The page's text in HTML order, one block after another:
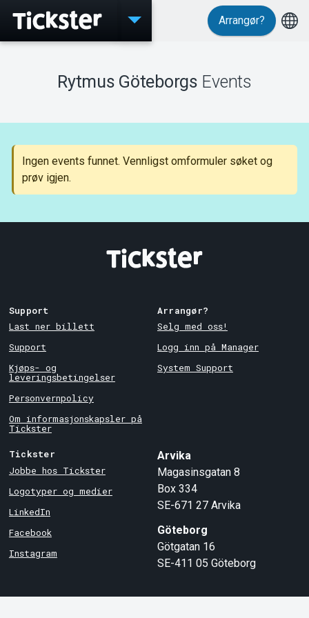
Events
Support
Om Tickster
Arrangør?
Rytmus Göteborgs Events
Ingen events funnet. Vennligst omformuler søket og
prøv igjen.
Support
Last ner billett
Support
Kjøps- og
leveringsbetingelser
Personvernpolicy
Om informasjonskapsler på
Tickster
Arrangør?
Selg med oss!
Logg inn på Manager
System Support
Tickster
Jobbe hos Tickster
Logotyper og medier
LinkedIn
Facebook
Instagram
Arvika
Magasinsgatan 8
Box 334
SE-671 27 Arvika
Göteborg
Götgatan 16
SE-411 05 Göteborg